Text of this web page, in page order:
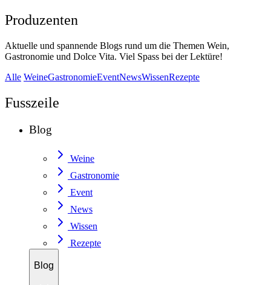
Produzenten
Aktuelle und spannende Blogs rund um die Themen Wein,
Gastronomie und Dolce Vita. Viel Spass bei der Lektüre!
Alle WeineGastronomieEventNewsWissenRezepte
Fusszeile
Blog
Weine
Gastronomie
Event
News
Wissen
Rezepte
Blog